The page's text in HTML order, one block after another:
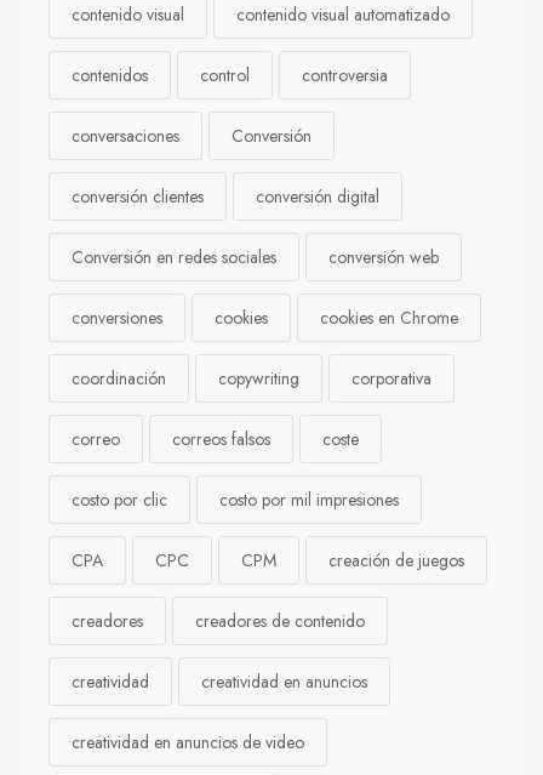
contenido visual contenido visual automatizado
contenidos control controversia
conversaciones Conversión
conversión clientes conversión digital
Conversión en redes sociales conversión web
conversiones cookies cookies en Chrome
coordinación copywriting corporativa
correo correos falsos coste
costo por clic costo por mil impresiones
CPA CPC CPM creación de juegos
creadores creadores de contenido
creatividad creatividad en anuncios
creatividad en anuncios de video